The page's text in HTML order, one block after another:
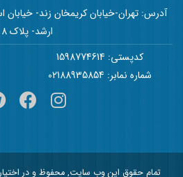
آدرس: تهران-خیابان کریمخان زند- خیابان
ارشد- پلاک 8
کدپستی: 1598774614
شماره نمابر: 02188935854
تمام حقوق این وب سایت, محفوظ و در